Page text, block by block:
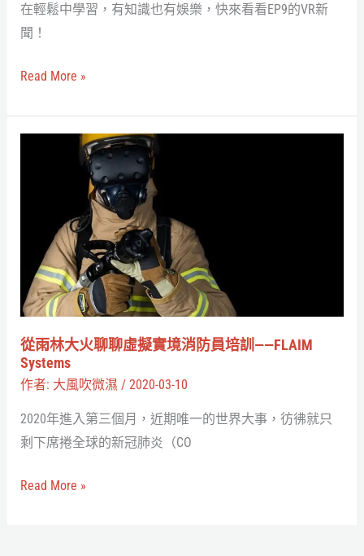
在輕鬆中學習，有知識也有娛樂，快來看看EP9的VR新
聞！
Starr
的
VR
大
Read More »
從雨林大火聊聊虛擬實境消防員培訓——FLAIM
Systems
作者: 大風吹微濕 / 2020-03-10
2020年進入第三個月，近期唯一的世界大事，彷彿就只
剩下席捲全球的新冠肺炎（CO
聊
虛
擬
實
境
防
員
Read More »